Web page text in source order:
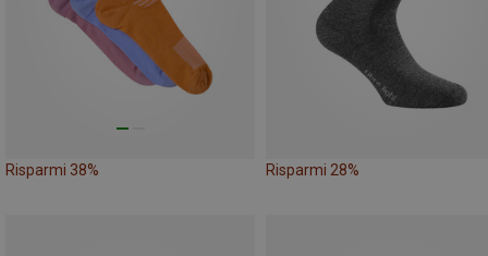
Risparmi 38% Risparmi 28%